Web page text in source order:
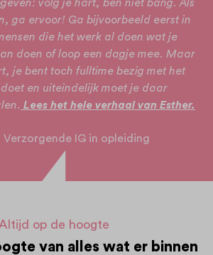
volg je hart, ben niet bang. Als
ga ervoor! Ga bijvoorbeeld eerst in
die het werk al doen wat je
doen of loop een dagje mee. Maar
je bent toch fulltime bezig met het
en uiteindelijk moet je daar
Lees het hele verhaal van Esther.
Verzorgende IG in opleiding
Altijd op de hoogte
van alles wat er binnen